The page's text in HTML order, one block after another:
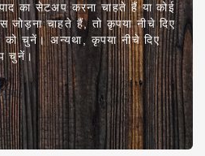
का सेटअप करना चाहते हैं या कोई
जोड़ना चाहते हैं, तो कृपया नीचे दिए
चुनें। अन्यथा, कृपया नीचे दिए
चुनें।